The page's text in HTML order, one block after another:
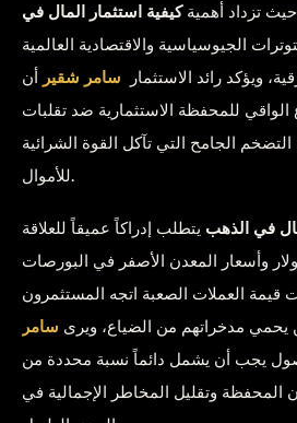
تزداد أهميةكيفية استثمار المال في
الجيوسياسية والاقتصادية العالمية
ويؤكد رائد الاستثمار
سامر شقير أن
للمحفظة الاستثمارية ضد تقلبات
الجامح التي تآكل القوة الشرائية
للأموال.
في الذهب يتطلب إدراكاً عميقاً للعلاقة
وأسعار المعدن الأصفر في البورصات
قيمة العملات الصعبة اتجه المستثمرون
يحمي مدخراتهم من الضياع، ويرى سامر
يجب أن يشمل دائماً نسبة محددة من
المحفظة وتقليل المخاطر الإجمالية في